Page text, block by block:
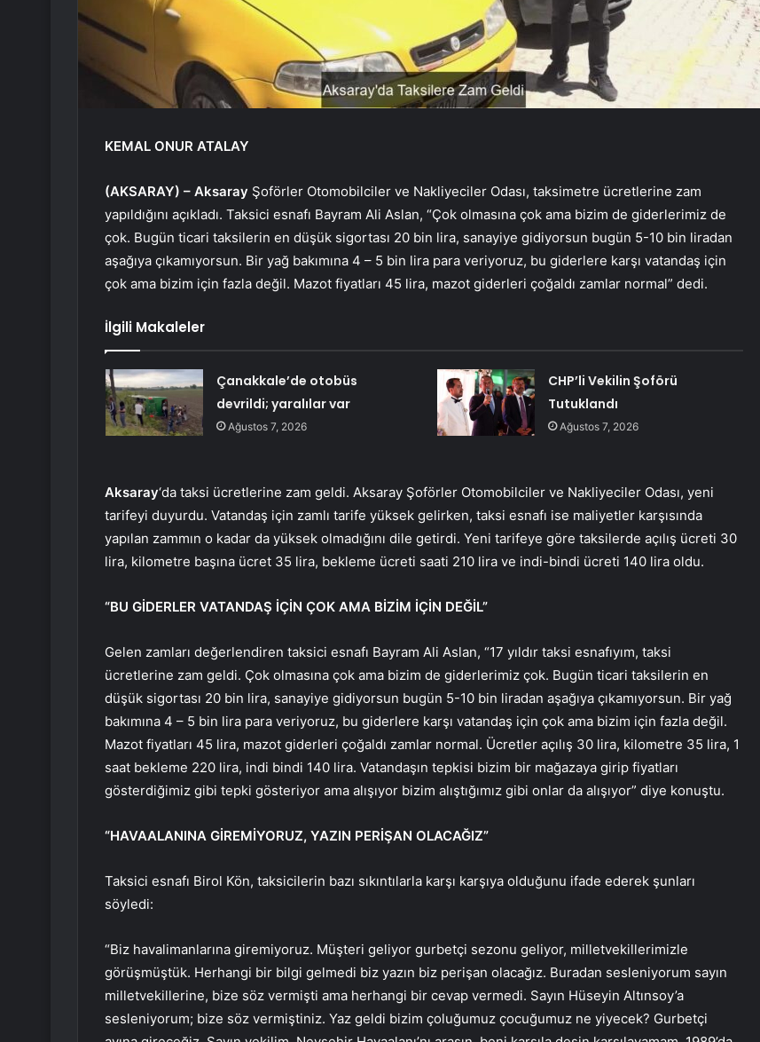
KEMAL ONUR ATALAY
(AKSARAY) – Aksaray Şoförler Otomobilciler ve Nakliyeciler Odası, taksimetre ücretlerine zam
yapıldığını açıkladı. Taksici esnafı Bayram Ali Aslan, “Çok olmasına çok ama bizim de giderlerimiz de
çok. Bugün ticari taksilerin en düşük sigortası 20 bin lira, sanayiye gidiyorsun bugün 5-10 bin liradan
aşağıya çıkamıyorsun. Bir yağ bakımına 4 – 5 bin lira para veriyoruz, bu giderlere karşı vatandaş için
çok ama bizim için fazla değil. Mazot fiyatları 45 lira, mazot giderleri çoğaldı zamlar normal” dedi.
İlgili Makaleler
Çanakkale’de otobüs
devrildi; yaralılar var
Ağustos 7, 2026
CHP’li Vekilin Şoförü
Tutuklandı
Ağustos 7, 2026
Aksaray‘da taksi ücretlerine zam geldi. Aksaray Şoförler Otomobilciler ve Nakliyeciler Odası, yeni
tarifeyi duyurdu. Vatandaş için zamlı tarife yüksek gelirken, taksi esnafı ise maliyetler karşısında
yapılan zammın o kadar da yüksek olmadığını dile getirdi. Yeni tarifeye göre taksilerde açılış ücreti 30
lira, kilometre başına ücret 35 lira, bekleme ücreti saati 210 lira ve indi-bindi ücreti 140 lira oldu.
“BU GİDERLER VATANDAŞ İÇİN ÇOK AMA BİZİM İÇİN DEĞİL”
Gelen zamları değerlendiren taksici esnafı Bayram Ali Aslan, “17 yıldır taksi esnafıyım, taksi
ücretlerine zam geldi. Çok olmasına çok ama bizim de giderlerimiz çok. Bugün ticari taksilerin en
düşük sigortası 20 bin lira, sanayiye gidiyorsun bugün 5-10 bin liradan aşağıya çıkamıyorsun. Bir yağ
bakımına 4 – 5 bin lira para veriyoruz, bu giderlere karşı vatandaş için çok ama bizim için fazla değil.
Mazot fiyatları 45 lira, mazot giderleri çoğaldı zamlar normal. Ücretler açılış 30 lira, kilometre 35 lira, 1
saat bekleme 220 lira, indi bindi 140 lira. Vatandaşın tepkisi bizim bir mağazaya girip fiyatları
gösterdiğimiz gibi tepki gösteriyor ama alışıyor bizim alıştığımız gibi onlar da alışıyor” diye konuştu.
“HAVAALANINA GİREMİYORUZ, YAZIN PERİŞAN OLACAĞIZ”
Taksici esnafı Birol Kön, taksicilerin bazı sıkıntılarla karşı karşıya olduğunu ifade ederek şunları
söyledi:
“Biz havalimanlarına giremiyoruz. Müşteri geliyor gurbetçi sezonu geliyor, milletvekillerimizle
görüşmüştük. Herhangi bir bilgi gelmedi biz yazın biz perişan olacağız. Buradan sesleniyorum sayın
milletvekillerine, bize söz vermişti ama herhangi bir cevap vermedi. Sayın Hüseyin Altınsoy’a
sesleniyorum; bize söz vermiştiniz. Yaz geldi bizim çoluğumuz çocuğumuz ne yiyecek? Gurbetçi